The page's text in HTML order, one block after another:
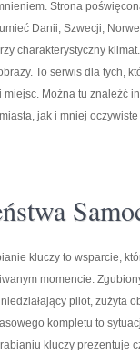
Strona
Danii, Szwecji,
charakterystyczny
To serwis dla tych,
Można tu znaleźć
jak i mniej
kluczy to wsparcie,
momencie.
pilot, zużyta
kompletu to
kluczy prezentuje